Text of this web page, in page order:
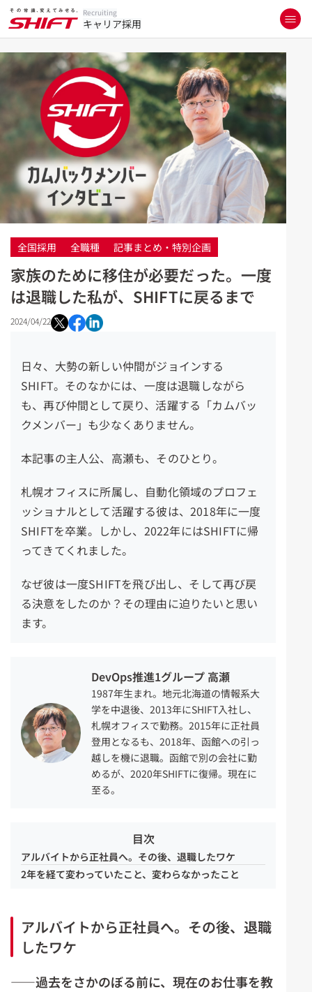
Recruiting
キャリア採用
全国採用 全職種 記事まとめ・特別企画
家族のために移住が必要だった。一度
は退職した私が、SHIFTに戻るまで
2024/04/22
日々、大勢の新しい仲間がジョインする
SHIFT。そのなかには、一度は退職しながら
も、再び仲間として戻り、活躍する「カムバッ
クメンバー」も少なくありません。
本記事の主人公、高瀬も、そのひとり。
札幌オフィスに所属し、自動化領域のプロフェ
ッショナルとして活躍する彼は、2018年に一度
SHIFTを卒業。しかし、2022年にはSHIFTに帰
ってきてくれました。
なぜ彼は一度SHIFTを飛び出し、そして再び戻
る決意をしたのか？その理由に迫りたいと思い
ます。
DevOps推進1グループ 高瀬
1987年生まれ。地元北海道の情報系大
学を中退後、2013年にSHIFT入社し、
札幌オフィスで勤務。2015年に正社員
登用となるも、 2018年、 函館への引っ
越しを機に退職。函館で別の会社に勤
めるが、2020年SHIFTに復帰。現在に
至る。
目次
アルバイトから正社員へ。その後、退職したワケ
2年を経て変わっていたこと、変わらなかったこと
アルバイトから正社員へ。その後、退職
したワケ
――過去をさかのぼる前に、現在のお仕事を教